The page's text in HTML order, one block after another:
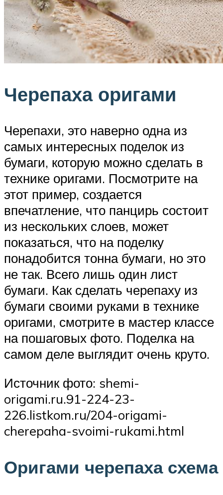
Черепаха оригами
Черепахи, это наверно одна из
самых интересных поделок из
бумаги, которую можно сделать в
технике оригами. Посмотрите на
этот пример, создается
впечатление, что панцирь состоит
из нескольких слоев, может
показаться, что на поделку
понадобится тонна бумаги, но это
не так. Всего лишь один лист
бумаги. Как сделать черепаху из
бумаги своими руками в технике
оригами, смотрите в мастер классе
на пошаговых фото. Поделка на
самом деле выглядит очень круто.
Источник фото: shemi-
origami.ru.91-224-23-
226.listkom.ru/204-origami-
cherepaha-svoimi-rukami.html
Оригами черепаха схема